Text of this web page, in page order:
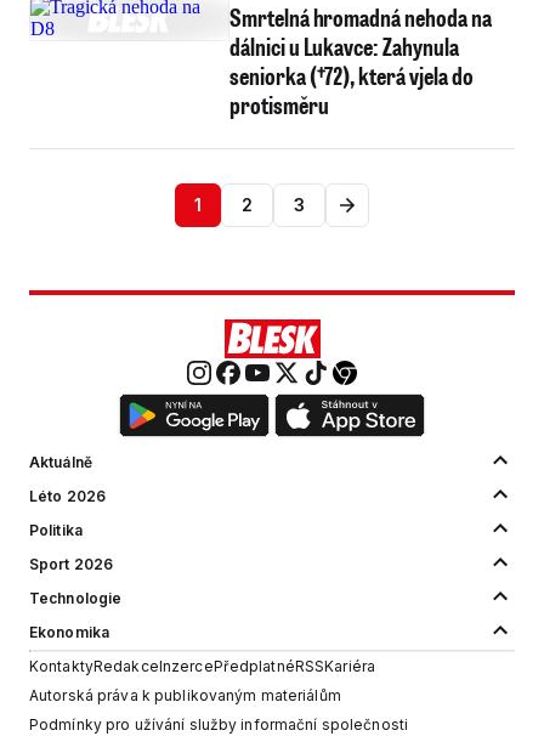
Smrtelná hromadná nehoda na
dálnici u Lukavce: Zahynula
seniorka (†72), která vjela do
protisměru
1 2 3
Aktuálně
Léto 2026
Politika
Sport 2026
Technologie
Ekonomika
KontaktyRedakceInzercePředplatnéRSSKariéra
Autorská práva k publikovaným materiálům
Podmínky pro užívání služby informační společnosti